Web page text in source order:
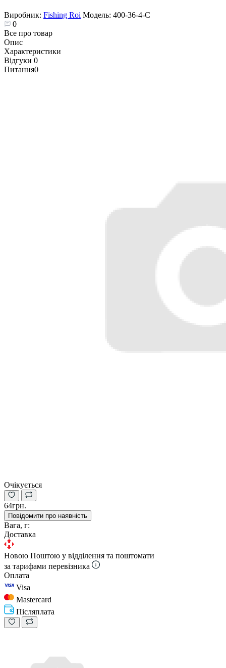
Виробник: Fishing Roi Модель: 400-36-4-C
0
Все про товар
Опис
Характеристики
Відгуки 0
Питання0
Очікується
64грн.
Повідомити про наявність
Вага, г:
Доставка
Новою Поштою у відділення та поштомати
за тарифами перевізника
Оплата
Visa
Mastercard
Післяплата